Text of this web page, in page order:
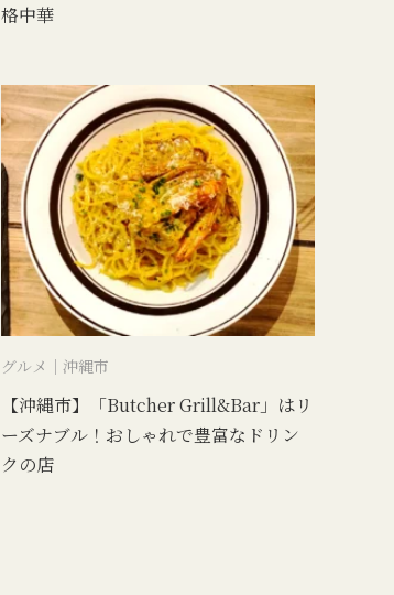
格中華
グルメ｜沖縄市
【沖縄市】「Butcher Grill&Bar」はリ
ーズナブル！おしゃれで豊富なドリン
クの店